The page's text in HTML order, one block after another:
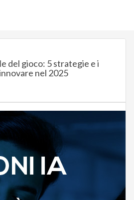
del gioco: 5 strategie e i
nel 2025